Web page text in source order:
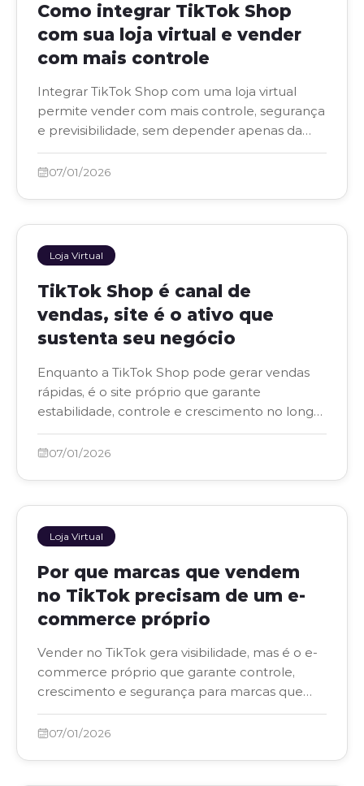
Como integrar TikTok Shop
com sua loja virtual e vender
com mais controle
Integrar TikTok Shop com uma loja virtual
permite vender com mais controle, segurança
e previsibilidade, sem depender apenas da
plataforma.
07/01/2026
Loja Virtual
TikTok Shop é canal de
vendas, site é o ativo que
sustenta seu negócio
Enquanto a TikTok Shop pode gerar vendas
rápidas, é o site próprio que garante
estabilidade, controle e crescimento no longo
prazo.
07/01/2026
Loja Virtual
Por que marcas que vendem
no TikTok precisam de um e-
commerce próprio
Vender no TikTok gera visibilidade, mas é o e-
commerce próprio que garante controle,
crescimento e segurança para marcas que
querem escalar.
07/01/2026